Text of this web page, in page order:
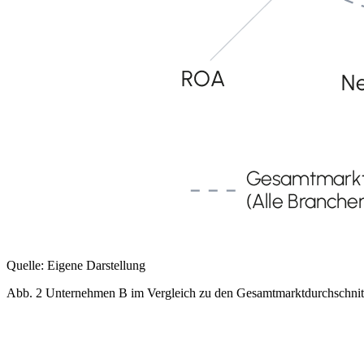
Quelle: Eigene Darstellung
Abb. 2 Unternehmen B im Vergleich zu den